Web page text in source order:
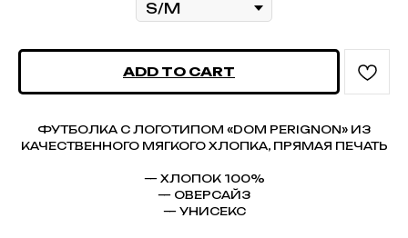
ADD TO CART
ФУТБОЛКА С ЛОГОТИПОМ «DOM PERIGNON» ИЗ
КАЧЕСТВЕННОГО МЯГКОГО ХЛОПКА, ПРЯМАЯ ПЕЧАТЬ
— ХЛОПОК 100%
— ОВЕРСАЙЗ
— УНИСЕКС